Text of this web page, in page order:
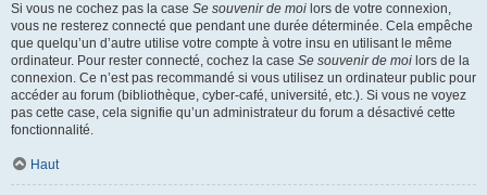
Si vous ne cochez pas la case Se souvenir de moi lors de votre connexion,
vous ne resterez connecté que pendant une durée déterminée. Cela empêche
que quelqu’un d’autre utilise votre compte à votre insu en utilisant le même
ordinateur. Pour rester connecté, cochez la case Se souvenir de moi lors de la
connexion. Ce n’est pas recommandé si vous utilisez un ordinateur public pour
accéder au forum (bibliothèque, cyber-café, université, etc.). Si vous ne voyez
pas cette case, cela signifie qu’un administrateur du forum a désactivé cette
fonctionnalité.
Haut